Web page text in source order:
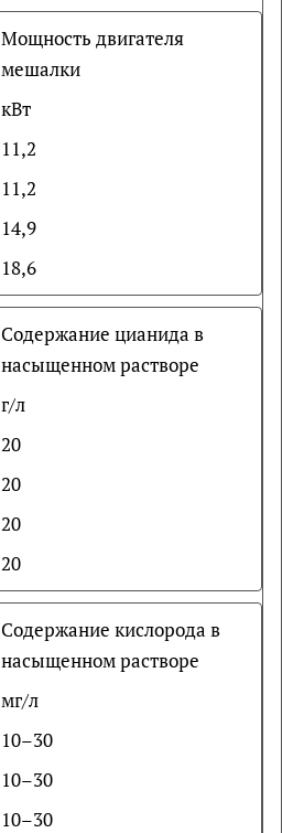
Мощность двигателя
мешалки
кВт
11,2
11,2
14,9
18,6
Содержание цианида в
насыщенном растворе
г/л
20
20
20
20
Содержание кислорода в
насыщенном растворе
мг/л
10–30
10–30
10–30